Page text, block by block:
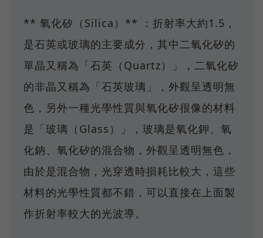
** 氧化矽（Silica）** ：折射率大約1.5，
是石英或玻璃的主要成分，其中二氧化矽的
單晶又稱為「石英（Quartz）」，二氧化矽
的非晶又稱為「石英玻璃」，外觀呈透明無
色，另外一種光學性質與氧化矽很像的材料
是「玻璃（Glass）」，玻璃是氧化鉀、氧
化鈉、氧化矽的混合物，外觀呈透明無色，
由於是混合物，光穿透時損耗比較大，這些
材料的光學性質都不錯，可以直接在上面製
作折射率較大的光波導。